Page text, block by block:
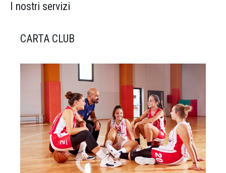
I nostri servizi
CARTA CLUB